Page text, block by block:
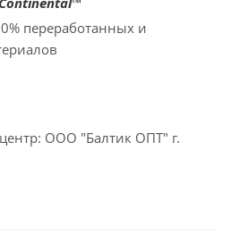
переработанных и
ООО "Балтик ОПТ" г.